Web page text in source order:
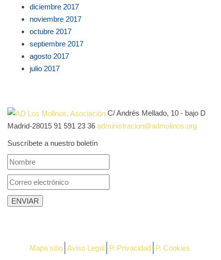
diciembre 2017
noviembre 2017
octubre 2017
septiembre 2017
agosto 2017
julio 2017
C/ Andrés Mellado, 10 - bajo D
Madrid-28015 91 591 23 36 administracion@admolinos.org
Suscríbete a nuestro boletín
Mapa sitio Aviso Legal P. Privacidad P. Cookies